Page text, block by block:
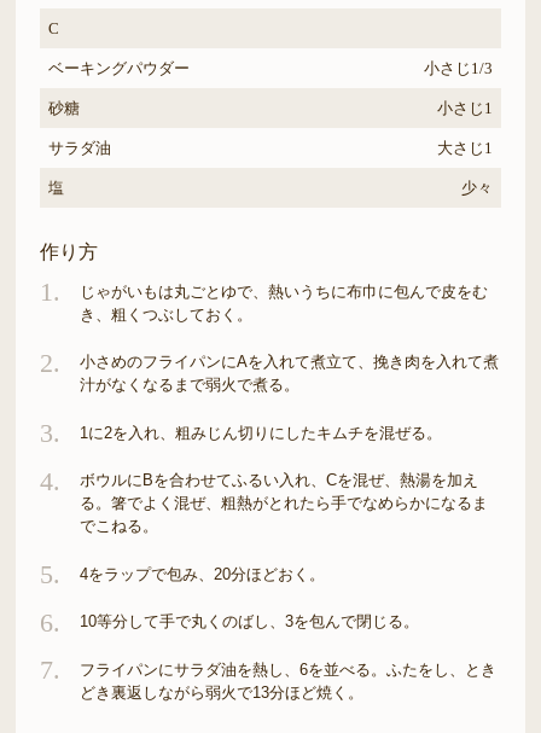
C
ベーキングパウダー 小さじ1/3
砂糖 小さじ1
サラダ油 大さじ1
塩 少々
作り方
1.
じゃがいもは丸ごとゆで、熱いうちに布巾に包んで皮をむ
き、粗くつぶしておく。
2.
小さめのフライパンにAを入れて煮立て、挽き肉を入れて煮
汁がなくなるまで弱火で煮る。
3. 1に2を入れ、粗みじん切りにしたキムチを混ぜる。
4.
ボウルにBを合わせてふるい入れ、Cを混ぜ、熱湯を加え
る。箸でよく混ぜ、粗熱がとれたら手でなめらかになるま
でこねる。
5. 4をラップで包み、20分ほどおく。
6. 10等分して手で丸くのばし、3を包んで閉じる。
7.
フライパンにサラダ油を熱し、6を並べる。ふたをし、とき
どき裏返しながら弱火で13分ほど焼く。